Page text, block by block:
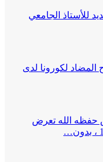
للأستاذ الجامعي
المضاد لكورونا لدى
حفظه الله تعرض